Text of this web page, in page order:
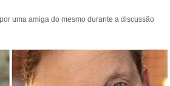
uma amiga do mesmo durante a discussão